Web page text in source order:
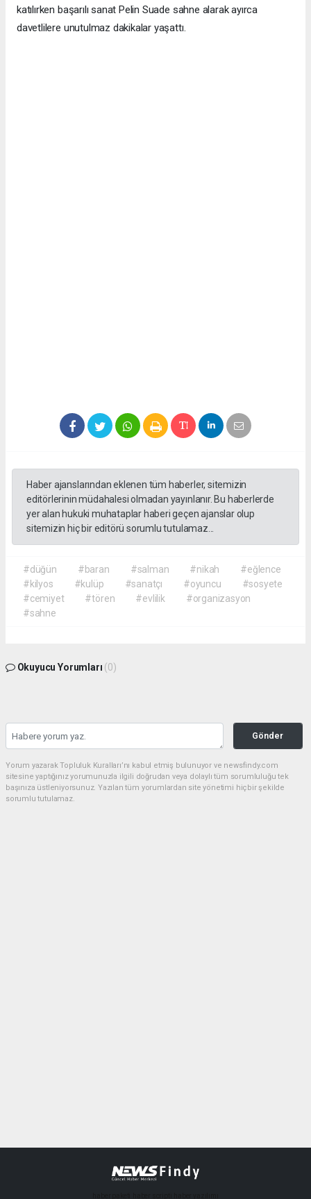
katılırken başarılı sanat Pelin Suade sahne alarak ayırca
davetlilere unutulmaz dakikalar yaşattı.
Haber ajanslarından eklenen tüm haberler, sitemizin
editörlerinin müdahalesi olmadan yayınlanır. Bu haberlerde
yer alan hukuki muhataplar haberi geçen ajanslar olup
sitemizin hiç bir editörü sorumlu tutulamaz...
#düğün #baran #salman #nikah
#eğlence
#kilyos
#kulüp #sanatçı #oyuncu
#sosyete
#cemiyet
#tören #evlilik
#organizasyon
#sahne
Okuyucu Yorumları (0)
Gönder
Yorum yazarak Topluluk Kuralları’nı kabul etmiş bulunuyor ve newsfindy.com
sitesine yaptığınız yorumunuzla ilgili doğrudan veya dolaylı tüm sorumluluğu tek
başınıza üstleniyorsunuz. Yazılan tüm yorumlardan site yönetimi hiçbir şekilde
sorumlu tutulamaz.